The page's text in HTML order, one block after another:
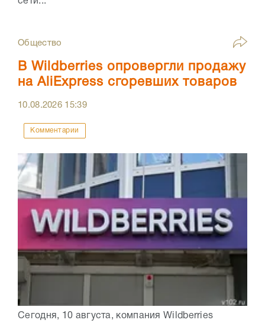
Общество
В Wildberries опровергли продажу
на AliExpress сгоревших товаров
10.08.2026 15:39
Комментарии
Сегодня, 10 августа, компания Wildberries